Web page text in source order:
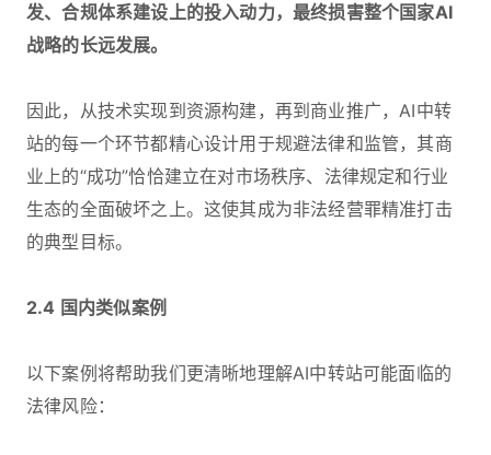
发、合规体系建设上的投入动力，最终损害整个国家AI
战略的长远发展。
因此，从技术实现到资源构建，再到商业推广，AI中转
站的每一个环节都精心设计用于规避法律和监管，其商
业上的“成功”恰恰建立在对市场秩序、法律规定和行业
生态的全面破坏之上。这使其成为非法经营罪精准打击
的典型目标。
2.4 国内类似案例
以下案例将帮助我们更清晰地理解AI中转站可能面临的
法律风险：